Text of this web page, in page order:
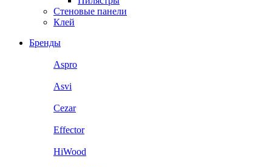
Стеновые панели
Клей
Бренды
Aspro
Asvi
Cezar
Effector
HiWood